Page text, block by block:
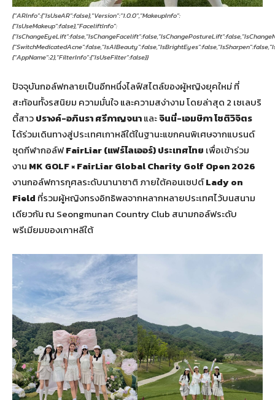
{"ARInfo":{"IsUseAR":false},"Version":"1.0.0","MakeupInfo":
{"IsUseMakeup":false},"FaceliftInfo":
{"AppName":2},"FilterInfo":{"IsUseFilter":false}}
ปัจจุบันกอล์ฟกลายเป็นอีกหนึ่งไลฟ์สไตล์ของผู้หญิงยุคใหม่ ที่
สะท้อนทั้งรสนิยม ความมั่นใจ และความสง่างาม โดยล่าสุด 2 เซเลบริ
ตี้สาวปรางค์-อภินรา ศรีกาญจนาและจินนี่-เอมษิกา โชติวิจิตร
ได้ร่วมเดินทางสู่ประเทศเกาหลีใต้ในฐานะแขกคนพิเศษจากแบรนด์
ชุดกีฬากอล์ฟFairLiar (แฟร์ไลเออร์) ประเทศไทย เพื่อเข้าร่วม
งาน MK GOLF × FairLiar Global Charity Golf Open 2026
งานกอล์ฟการกุศลระดับนานาชาติ ภายใต้คอนเซปต์Lady on
Field ที่รวมผู้หญิงทรงอิทธิพลจากหลากหลายประเทศไว้บนสนาม
เดียวกัน ณ Seongmunan Country Club สนามกอล์ฟระดับ
พรีเมียมของเกาหลีใต้